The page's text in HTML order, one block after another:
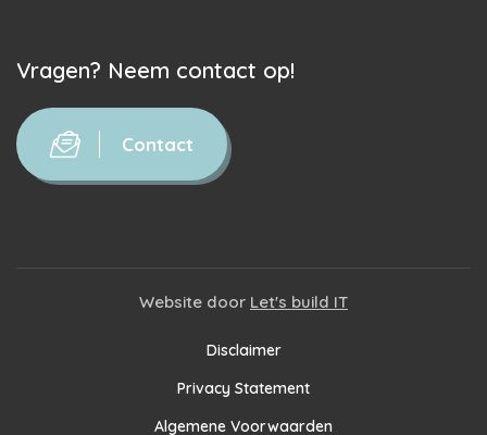
Vragen? Neem contact op!
Contact
Website door Let's build IT
Disclaimer
Privacy Statement
Algemene Voorwaarden